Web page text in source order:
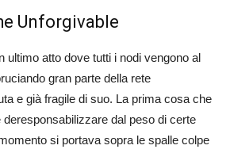
Unforgivable
ultimo atto dove tutti i nodi vengono al
gran parte della rete
e già fragile di suo. La prima cosa che
dal peso di certe
si portava sopra le spalle colpe